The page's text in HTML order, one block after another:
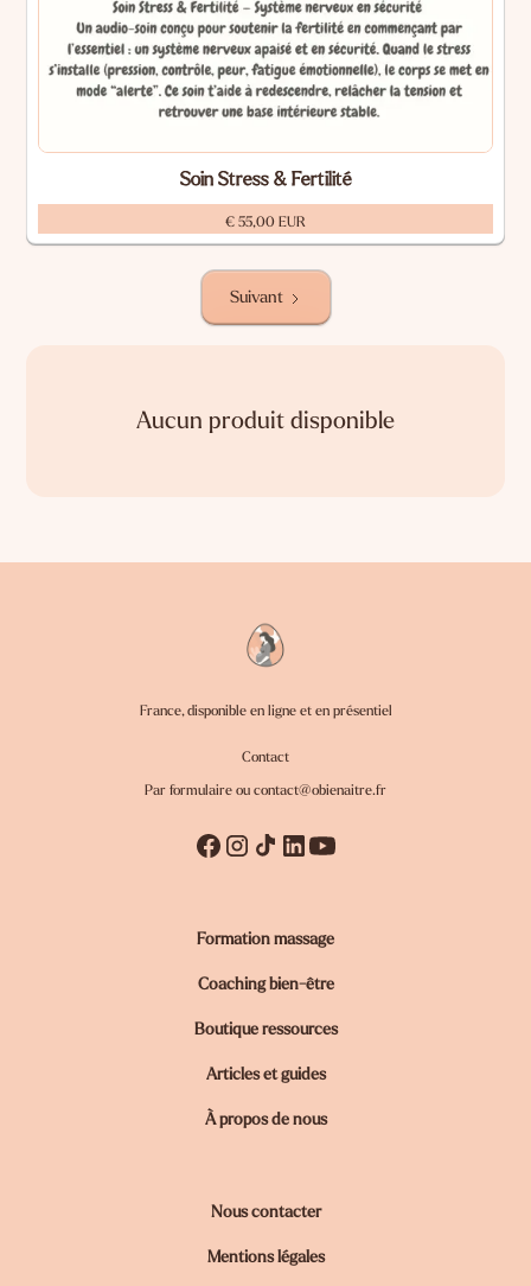
Soin Stress & Fertilité
€ 55,00 EUR
Suivant
Aucun produit disponible
France, disponible en ligne et en présentiel
Contact
Par formulaire ou contact@obienaitre.fr
Formation massage
Coaching bien-être
Boutique ressources
Articles et guides
À propos de nous
Nous contacter
Mentions légales